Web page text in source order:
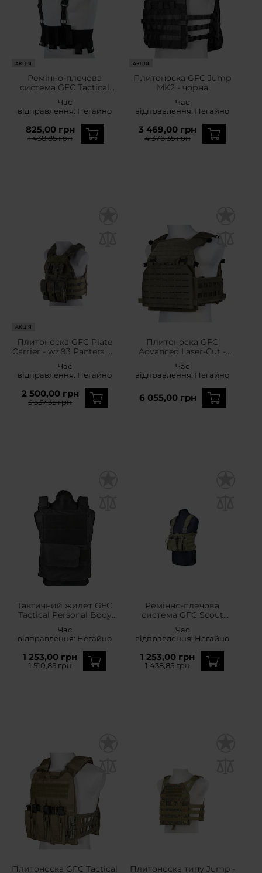
АКЦІЯ
Ремінно-плечова
система GFC Tactical
Чорна
Час
відправлення: Негайно
825,00 грн
1 438,85 грн
АКЦІЯ
Плитоноска GFC Jump
MK2 - чорна
Час
відправлення: Негайно
3 469,00 грн
4 376,35 грн
АКЦІЯ
Плитоноска GFC Plate
Carrier - wz.93 Pantera PL
Час
відправлення: Негайно
2 500,00 грн
3 537,35 грн
Плитоноска GFC
Advanced Laser-Cut -
Час
відправлення: Негайно
6 055,00 грн
Тактичний жилет GFC
Tactical Personal Body
Час
відправлення: Негайно
1 253,00 грн
1 510,85 грн
Ремінно-плечова
система GFC Scout
Час
відправлення: Негайно
1 253,00 грн
1 438,85 грн
Плитоноска GFC Tactical
Плитоноска типу Jump -